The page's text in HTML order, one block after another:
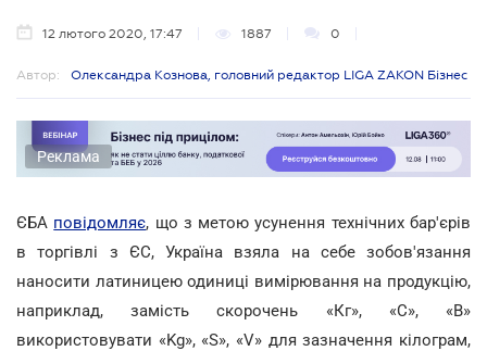
12 лютого 2020, 17:47 1887 0
Автор: Олександра Кознова, головний редактор LIGA ZAKON Бізнес
Реклама
ЄБА повідомляє, що з метою усунення технічних бар'єрів
в торгівлі з ЄС, Україна взяла на себе зобов'язання
наносити латиницею одиниці вимірювання на продукцію,
наприклад, замість скорочень «Кг», «С», «В»
використовувати «Kg», «S», «V» для зазначення кілограм,